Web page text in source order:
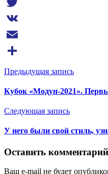
Twitter
VK
Email
Отправить
Предыдущая запись
Кубок «Модун-2021».
Следующая запись
У него были свой стиль,
Оставить комментарий
Ваш e-mail не будет